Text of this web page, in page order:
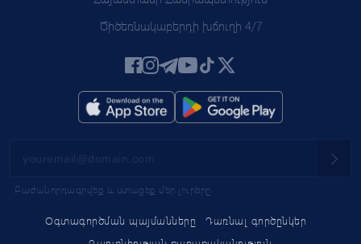
Օգտագործման պայմանները
Դառնալ գործընկեր
Ծիծեռնակաբերդի խճուղի 4/7
Բաժանորդագրվեք և ստացեք մեր լուրերը